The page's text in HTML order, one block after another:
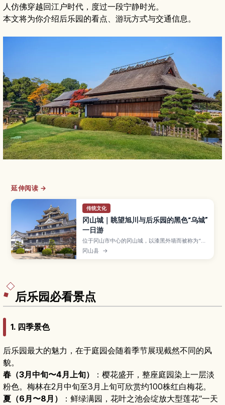
人仿佛穿越回江户时代，度过一段宁静时光。
本文将为你介绍后乐园的看点、游玩方式与交通信息。
延伸阅读 →
传统文化
冈山城｜眺望旭川与后乐园的黑色“乌城”
一日游
位于冈山市中心的冈山城，以漆黑外墙而被称为“乌
城”，从天守阁可眺望旭川河景与紧邻的日本三名园
之一——后乐园。文章将介绍城内展览、夜间点灯
冈山县 →
后乐园必看景点
1. 四季景色
后乐园最大的魅力，在于庭园会随着季节展现截然不同的风
貌。
春（3月中旬〜4月上旬）
：樱花盛开，整座庭园染上一层淡
粉色。梅林在2月中旬至3月上旬可欣赏约100株红白梅花。
夏（6月〜8月）
：鲜绿满园，花叶之池会绽放大型莲花“一天